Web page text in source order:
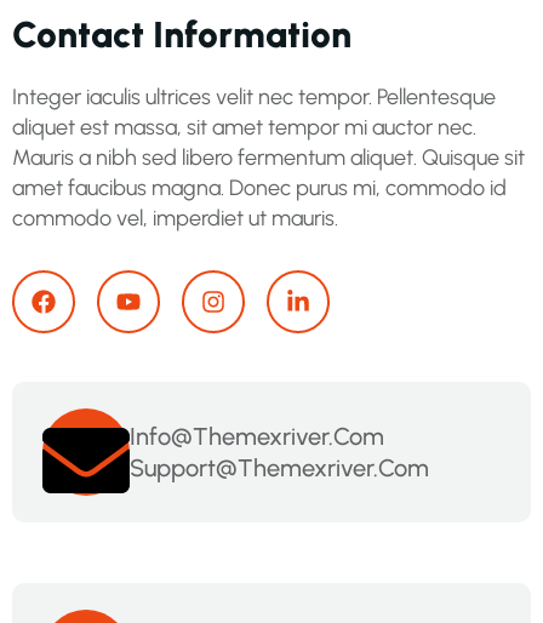
Contact Information
Integer iaculis ultrices velit nec tempor. Pellentesque
aliquet est massa, sit amet tempor mi auctor nec.
Mauris a nibh sed libero fermentum aliquet. Quisque sit
amet faucibus magna. Donec purus mi, commodo id
commodo vel, imperdiet ut mauris.
Info@themexriver.com
Support@themexriver.com